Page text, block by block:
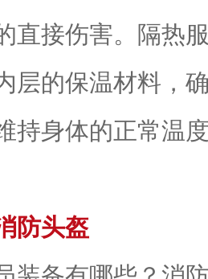
直接伤害。隔热
层的保温材料，
持身体的正常温
防头盔